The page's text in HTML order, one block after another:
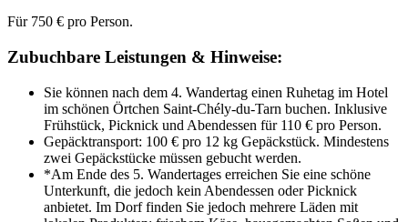
Für 750 € pro Person.
Zubuchbare Leistungen & Hinweise:
Sie können nach dem 4. Wandertag einen Ruhetag im Hotel
im schönen Örtchen Saint-Chély-du-Tarn buchen. Inklusive
Frühstück, Picknick und Abendessen für 110 € pro Person.
Gepäcktransport: 100 € pro 12 kg Gepäckstück. Mindestens
zwei Gepäckstücke müssen gebucht werden.
*Am Ende des 5. Wandertages erreichen Sie eine schöne
Unterkunft, die jedoch kein Abendessen oder Picknick
anbietet. Im Dorf finden Sie jedoch mehrere Läden mit